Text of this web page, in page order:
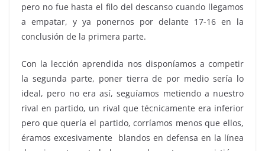
pero no fue hasta el filo del descanso cuando llegamos
a empatar, y ya ponernos por delante 17-16 en la
conclusión de la primera parte.
Con la lección aprendida nos disponíamos a competir
la segunda parte, poner tierra de por medio sería lo
ideal, pero no era así, seguíamos metiendo a nuestro
rival en partido, un rival que técnicamente era inferior
pero que quería el partido, corríamos menos que ellos,
éramos excesivamente blandos en defensa en la línea